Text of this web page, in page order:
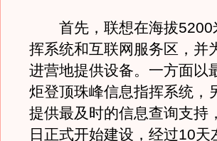
首先，联想在海拔5200
挥系统和互联网服务区，并
进营地提供设备。一方面以
炬登顶珠峰信息指挥系统，
提供最及时的信息查询支持
日正式开始建设，经过10